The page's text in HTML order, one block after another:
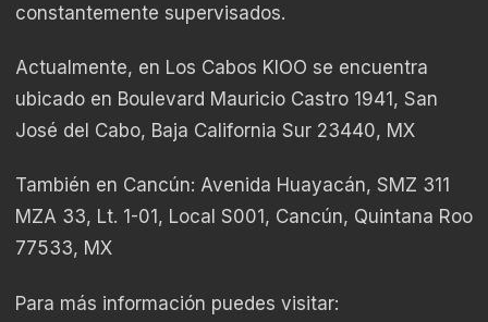
constantemente supervisados.
Actualmente, en Los Cabos KIOO se encuentra
ubicado en Boulevard Mauricio Castro 1941, San
José del Cabo, Baja California Sur 23440, MX
También en Cancún: Avenida Huayacán, SMZ 311
MZA 33, Lt. 1-01, Local S001, Cancún, Quintana Roo
77533, MX
Para más información puedes visitar: